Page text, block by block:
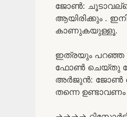
ജോൺ:
ആയിരിക്കും .
കാണുകയുള്ളൂ.
ഇത്രയും പറഞ്ഞ
ഫോൺ ചെയ്തു
അർജുൻ: ജോൺ
തന്നെ